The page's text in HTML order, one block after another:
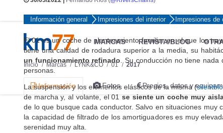
MARCAS REVISTA/BLOG
Inicio Marcas LYNK&CO 01 2017
Información Fotos Precios, datos y
Información general Impresiones del interior Impresiones de
El 01 es un coche de planteamiento familiar en el que los
tiene una calidad de rodadura superior a la media, su
un funcionamiento refinado. Su conducción no tiene
personas.
La suspensión y los elementos elásticos de la misma (
de marcha y, al volante, el 01se siente un coche muy
de lo que busque cada conductor. Salvo en situaciones
la capacidad de filtrado de los amortiguadores es muy
serenidad muy alta.